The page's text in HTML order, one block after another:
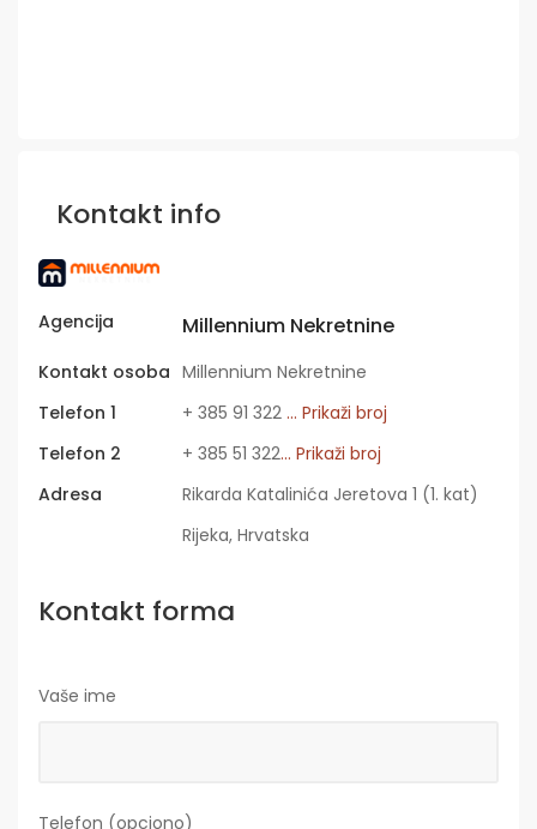
Kontakt info
Agencija Millennium Nekretnine
Kontakt osoba Millennium Nekretnine
Telefon 1
+ 385 91 322 ... Prikaži broj
Telefon 2
+ 385 51 322... Prikaži broj
Adresa
Rikarda Katalinića Jeretova 1 (1. kat)
Rijeka, Hrvatska
Kontakt forma
Vaše ime
Telefon (opciono)